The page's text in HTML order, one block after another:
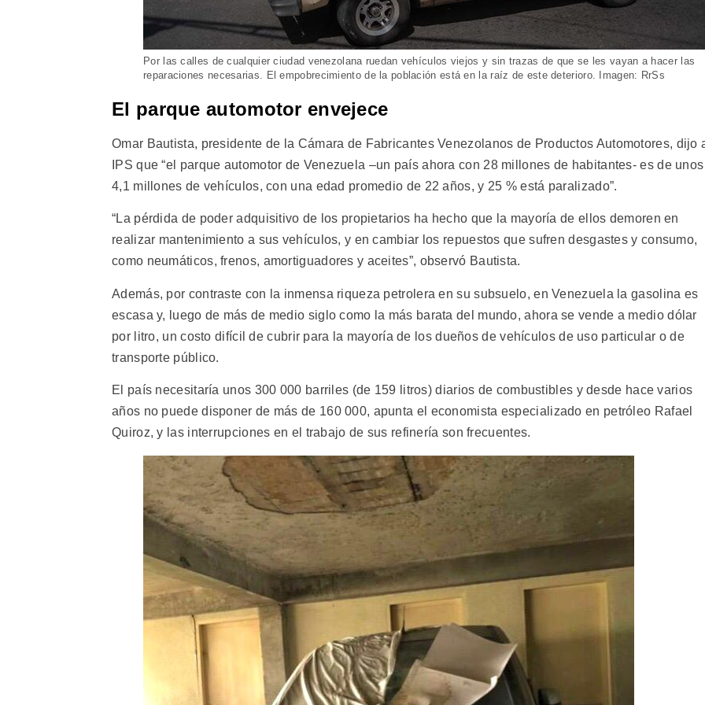
Por las calles de cualquier ciudad venezolana ruedan vehículos viejos y sin trazas de que se les vayan a hacer las
reparaciones necesarias. El empobrecimiento de la población está en la raíz de este deterioro. Imagen: RrSs
El parque automotor envejece
Omar Bautista, presidente de la Cámara de Fabricantes Venezolanos de Productos Automotores, dijo
IPS que “el parque automotor de Venezuela –un país ahora con 28 millones de habitantes- es de unos
4,1 millones de vehículos, con una edad promedio de 22 años, y 25 % está paralizado”.
“La pérdida de poder adquisitivo de los propietarios ha hecho que la mayoría de ellos demoren en
realizar mantenimiento a sus vehículos, y en cambiar los repuestos que sufren desgastes y consumo,
como neumáticos, frenos, amortiguadores y aceites”, observó Bautista.
Además, por contraste con la inmensa riqueza petrolera en su subsuelo, en Venezuela la gasolina es
escasa y, luego de más de medio siglo como la más barata del mundo, ahora se vende a medio dólar
por litro, un costo difícil de cubrir para la mayoría de los dueños de vehículos de uso particular o de
transporte público.
El país necesitaría unos 300 000 barriles (de 159 litros) diarios de combustibles y desde hace varios
años no puede disponer de más de 160 000, apunta el economista especializado en petróleo Rafael
Quiroz, y las interrupciones en el trabajo de sus refinería son frecuentes.